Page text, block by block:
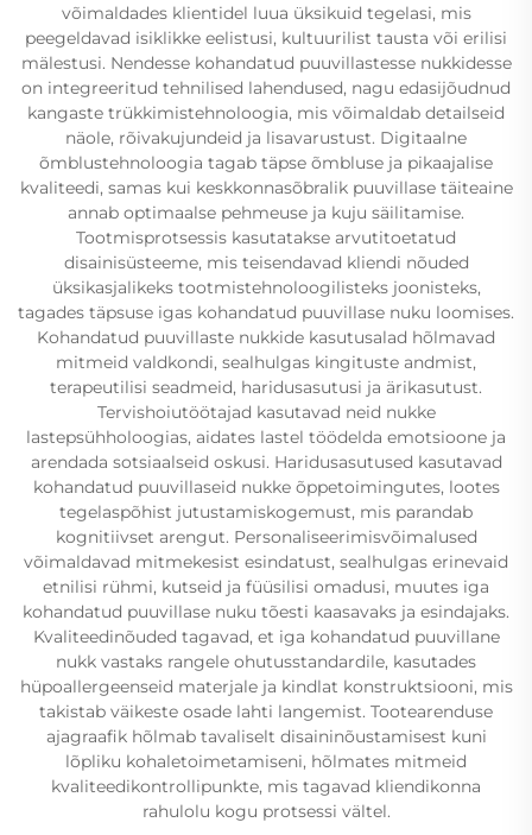
võimaldades klientidel luua üksikuid tegelasi, mis
peegeldavad isiklikke eelistusi, kultuurilist tausta või erilisi
mälestusi. Nendesse kohandatud puuvillastesse nukkidesse
on integreeritud tehnilised lahendused, nagu edasijõudnud
kangaste trükkimistehnoloogia, mis võimaldab detailseid
näole, rõivakujundeid ja lisavarustust. Digitaalne
õmblustehnoloogia tagab täpse õmbluse ja pikaajalise
kvaliteedi, samas kui keskkonnasõbralik puuvillase täiteaine
annab optimaalse pehmeuse ja kuju säilitamise.
Tootmisprotsessis kasutatakse arvutitoetatud
disainisüsteeme, mis teisendavad kliendi nõuded
üksikasjalikeks tootmistehnoloogilisteks joonisteks,
tagades täpsuse igas kohandatud puuvillase nuku loomises.
Kohandatud puuvillaste nukkide kasutusalad hõlmavad
mitmeid valdkondi, sealhulgas kingituste andmist,
terapeutilisi seadmeid, haridusasutusi ja ärikasutust.
Tervishoiutöötajad kasutavad neid nukke
lastepsühholoogias, aidates lastel töödelda emotsioone ja
arendada sotsiaalseid oskusi. Haridusasutused kasutavad
kohandatud puuvillaseid nukke õppetoimingutes, lootes
tegelaspõhist jutustamiskogemust, mis parandab
kognitiivset arengut. Personaliseerimisvõimalused
võimaldavad mitmekesist esindatust, sealhulgas erinevaid
etnilisi rühmi, kutseid ja füüsilisi omadusi, muutes iga
kohandatud puuvillase nuku tõesti kaasavaks ja esindajaks.
Kvaliteedinõuded tagavad, et iga kohandatud puuvillane
nukk vastaks rangele ohutusstandardile, kasutades
hüpoallergeenseid materjale ja kindlat konstruktsiooni, mis
takistab väikeste osade lahti langemist. Tootearenduse
ajagraafik hõlmab tavaliselt disaininõustamisest kuni
lõpliku kohaletoimetamiseni, hõlmates mitmeid
kvaliteedikontrollipunkte, mis tagavad kliendikonna
rahulolu kogu protsessi vältel.